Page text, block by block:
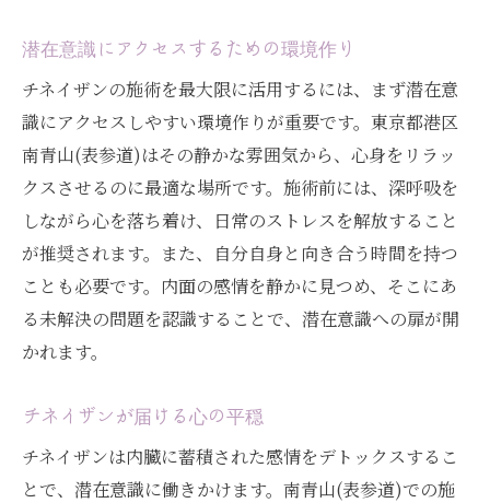
潜在意識にアクセスするための環境作り
チネイザンの施術を最大限に活用するには、まず潜在意
識にアクセスしやすい環境作りが重要です。東京都港区
南青山(表参道)はその静かな雰囲気から、心身をリラッ
クスさせるのに最適な場所です。施術前には、深呼吸を
しながら心を落ち着け、日常のストレスを解放すること
が推奨されます。また、自分自身と向き合う時間を持つ
ことも必要です。内面の感情を静かに見つめ、そこにあ
る未解決の問題を認識することで、潜在意識への扉が開
かれます。
チネイザンが届ける心の平穏
チネイザンは内臓に蓄積された感情をデトックスするこ
とで、潜在意識に働きかけます。南青山(表参道)での施